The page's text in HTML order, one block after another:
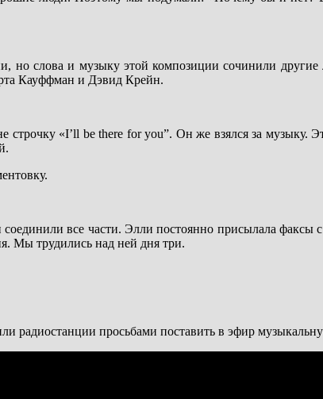
но слова и музыку этой композиции сочинили
Кауффман и Дэвид Крейн.
«I’ll be there for you”. Он же взялся за музыку.
все части. Элли постоянно присылала факсы
Мы трудились над ней дня три.
радиостанции просьбами поставить в эфир